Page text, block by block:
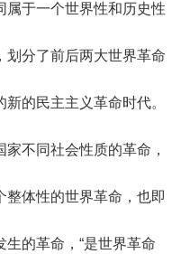
属于一个世界性和历史性
划分了前后两大世界革命
的民主主义革命时代。
不同社会性质的革命，
整体性的世界革命，也即
的革命，“是世界革命